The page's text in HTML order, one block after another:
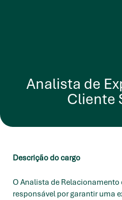
Analista de
Cliente
Descrição do cargo
O Analista de Relacionamento
responsável por garantir uma